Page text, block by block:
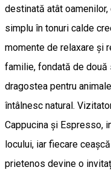
destinată atât
simplu în tonuri calde
momente de relaxare și
familie, fondată de două
dragostea pentru
întâlnesc natural.
Cappucina și Espresso,
locului, iar fiecare
prietenos devine o